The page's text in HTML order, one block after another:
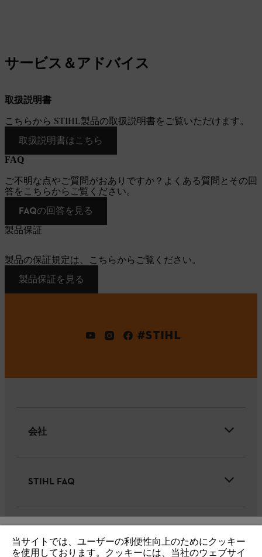
サービス＆アドバイス
取扱説明書
こちらから STIHL製品の取扱説明書をご覧いただけます。
取扱説明書はこちら
FAQ
ご不明な点やご質問がおありですか？よくある質問とその回
答をこちらからご覧ください。
FAQの回答を見る
製品保証
製品の保証規定は、こちらからご覧ください。
製品保証を見る
#STIHL
会社
STIHL FAQ
IHR BROWSER WIRD NICHT
当サイトでは、ユーザーの利便性向上のためにクッキー
を使用しております。クッキーには、当社のウェブサイ